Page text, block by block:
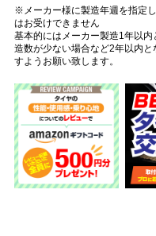
※メーカー様に製造年週を指定
はお受けできません
基本的にはメーカー製造1年以
造数が少ない場合など2年以内
すようお願い致します。